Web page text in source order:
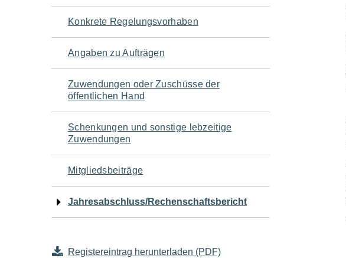
Seiteninhalt
Konkrete Regelungsvorhaben
Angaben zu Aufträgen
Zuwendungen oder Zuschüsse der
öffentlichen Hand
Schenkungen und sonstige lebzeitige
Zuwendungen
Mitgliedsbeiträge
Jahresabschluss/Rechenschaftsbericht
Registereintrag herunterladen (PDF)